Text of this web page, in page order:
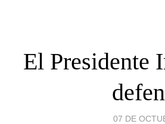
El Presidente
07 DE